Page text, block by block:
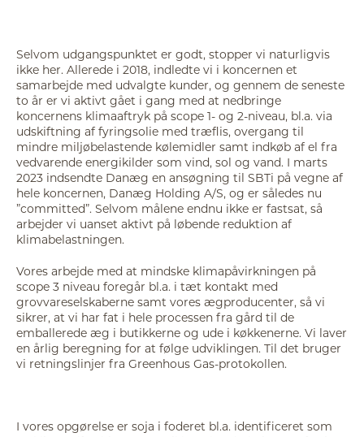
Selvom udgangspunktet er godt, stopper vi naturligvis
ikke her. Allerede i 2018, indledte vi i koncernen et
samarbejde med udvalgte kunder, og gennem de seneste
to år er vi aktivt gået i gang med at nedbringe
koncernens klimaaftryk på scope 1- og 2-niveau, bl.a. via
udskiftning af fyringsolie med træflis, overgang til
mindre miljøbelastende kølemidler samt indkøb af el fra
vedvarende energikilder som vind, sol og vand. I marts
2023 indsendte Danæg en ansøgning til SBTi på vegne af
hele koncernen, Danæg Holding A/S, og er således nu
”committed”. Selvom målene endnu ikke er fastsat, så
arbejder vi uanset aktivt på løbende reduktion af
klimabelastningen.
Vores arbejde med at mindske klimapåvirkningen på
scope 3 niveau foregår bl.a. i tæt kontakt med
grovvareselskaberne samt vores ægproducenter, så vi
sikrer, at vi har fat i hele processen fra gård til de
emballerede æg i butikkerne og ude i køkkenerne. Vi laver
en årlig beregning for at følge udviklingen. Til det bruger
vi retningslinjer fra Greenhous Gas-protokollen.
I vores opgørelse er soja i foderet bl.a. identificeret som